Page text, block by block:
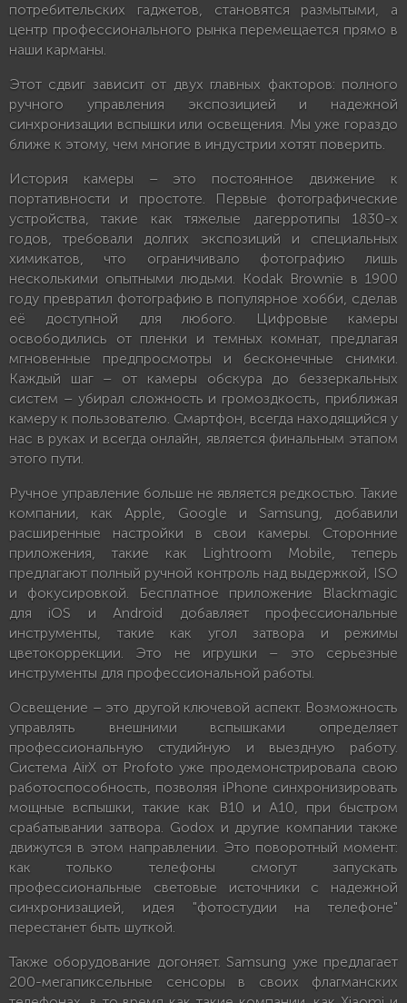
потребительских гаджетов, становятся размытыми, а
центр профессионального рынка перемещается прямо в
наши карманы.
Этот сдвиг зависит от двух главных факторов: полного
ручного управления экспозицией и надежной
синхронизации вспышки или освещения. Мы уже гораздо
ближе к этому, чем многие в индустрии хотят поверить.
История камеры – это постоянное движение к
портативности и простоте. Первые фотографические
устройства, такие как тяжелые дагерротипы 1830-х
годов, требовали долгих экспозиций и специальных
химикатов, что ограничивало фотографию лишь
несколькими опытными людьми. Kodak Brownie в 1900
году превратил фотографию в популярное хобби, сделав
её доступной для любого. Цифровые камеры
освободились от пленки и темных комнат, предлагая
мгновенные предпросмотры и бесконечные снимки.
Каждый шаг – от камеры обскура до беззеркальных
систем – убирал сложность и громоздкость, приближая
камеру к пользователю. Смартфон, всегда находящийся у
нас в руках и всегда онлайн, является финальным этапом
этого пути.
Ручное управление больше не является редкостью. Такие
компании, как Apple, Google и Samsung, добавили
расширенные настройки в свои камеры. Сторонние
приложения, такие как Lightroom Mobile, теперь
предлагают полный ручной контроль над выдержкой, ISO
и фокусировкой. Бесплатное приложение Blackmagic
для iOS и Android добавляет профессиональные
инструменты, такие как угол затвора и режимы
цветокоррекции. Это не игрушки – это серьезные
инструменты для профессиональной работы.
Освещение – это другой ключевой аспект. Возможность
управлять внешними вспышками определяет
профессиональную студийную и выездную работу.
Система AirX от Profoto уже продемонстрировала свою
работоспособность, позволяя iPhone синхронизировать
мощные вспышки, такие как B10 и A10, при быстром
срабатывании затвора. Godox и другие компании также
движутся в этом направлении. Это поворотный момент:
как только телефоны смогут запускать
профессиональные световые источники с надежной
синхронизацией, идея "фотостудии на телефоне"
перестанет быть шуткой.
Также оборудование догоняет. Samsung уже предлагает
200-мегапиксельные сенсоры в своих флагманских